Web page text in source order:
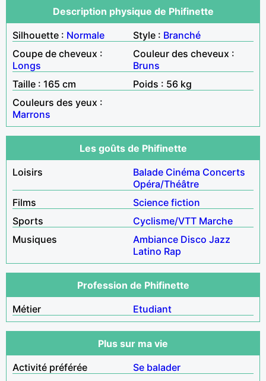
Description physique de Phifinette
Silhouette : Normale Style : Branché
Coupe de cheveux :
Longs
Couleur des cheveux :
Bruns
Taille : 165 cm
Poids : 56 kg
Couleurs des yeux :
Marrons
Les goûts de Phifinette
Loisirs
Balade Cinéma Concerts
Opéra/Théâtre
Films
Science fiction
Sports
Cyclisme/VTT Marche
Musiques
Ambiance Disco Jazz
Latino Rap
Profession de Phifinette
Métier
Etudiant
Plus sur ma vie
Activité préférée
Se balader